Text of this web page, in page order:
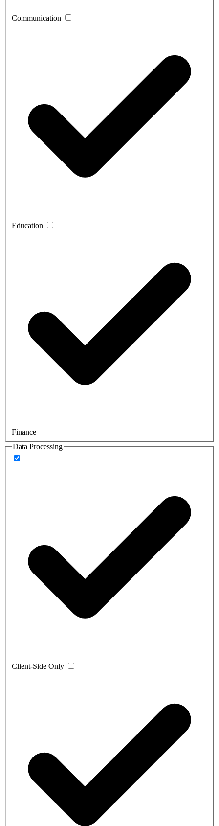
Communication
Education
Finance
Data Processing
Client-Side Only